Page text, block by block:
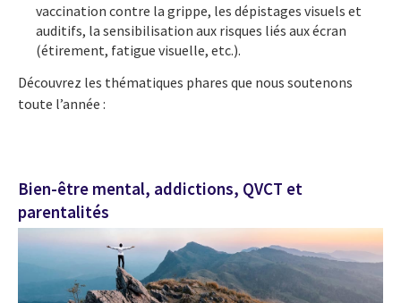
vaccination contre la grippe, les dépistages visuels et
auditifs, la sensibilisation aux risques liés aux écran
(étirement, fatigue visuelle, etc.).
Découvrez les thématiques phares que nous soutenons
toute l’année :
Bien-être mental, addictions, QVCT et
parentalités